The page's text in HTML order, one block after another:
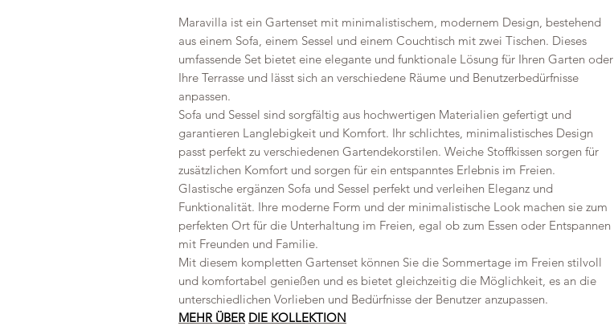
Maravilla ist ein Gartenset mit minimalistischem, modernem Design, bestehend
aus einem Sofa, einem Sessel und einem Couchtisch mit zwei Tischen. Dieses
umfassende Set bietet eine elegante und funktionale Lösung für Ihren Garten oder
Ihre Terrasse und lässt sich an verschiedene Räume und Benutzerbedürfnisse
anpassen.
Sofa und Sessel sind sorgfältig aus hochwertigen Materialien gefertigt und
garantieren Langlebigkeit und Komfort. Ihr schlichtes, minimalistisches Design
passt perfekt zu verschiedenen Gartendekorstilen. Weiche Stoffkissen sorgen für
zusätzlichen Komfort und sorgen für ein entspanntes Erlebnis im Freien.
Glastische ergänzen Sofa und Sessel perfekt und verleihen Eleganz und
Funktionalität. Ihre moderne Form und der minimalistische Look machen sie zum
perfekten Ort für die Unterhaltung im Freien, egal ob zum Essen oder Entspannen
mit Freunden und Familie.
Mit diesem kompletten Gartenset können Sie die Sommertage im Freien stilvoll
und komfortabel genießen und es bietet gleichzeitig die Möglichkeit, es an die
unterschiedlichen Vorlieben und Bedürfnisse der Benutzer anzupassen.
MEHR ÜBER DIE KOLLEKTION